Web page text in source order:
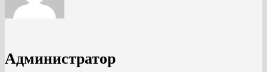
Администратор